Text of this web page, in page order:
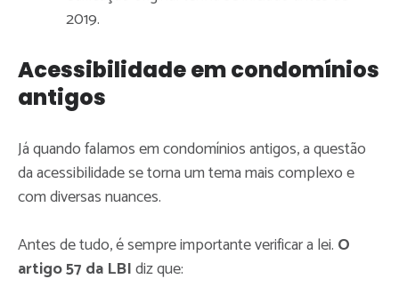
2019.
Acessibilidade em condomínios
antigos
Já quando falamos em condomínios antigos, a questão
da acessibilidade se torna um tema mais complexo e
com diversas nuances.
Antes de tudo, é sempre importante verificar a lei. O
artigo 57 da LBIdiz que: